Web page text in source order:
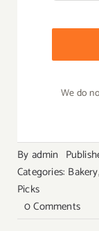
We do
By admin
Categories: Bakery,
Picks
0 Commentson